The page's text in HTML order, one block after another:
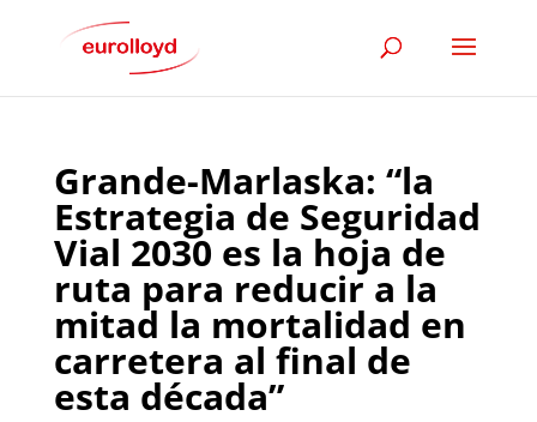
Grande-Marlaska: “la
Estrategia de Seguridad
Vial 2030 es la hoja de
ruta para reducir a la
mitad la mortalidad en
carretera al final de
esta década”